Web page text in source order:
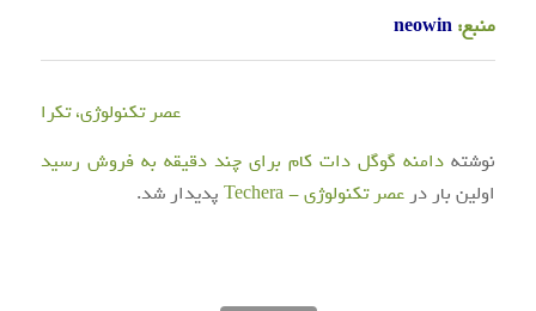
منبع: neowin
عصر تکنولوژی، تکرا
نوشته دامنه گوگل دات کام برای چند دقیقه به فروش رسید
اولین بار در عصر تکنولوژی - Techera پدیدار شد.